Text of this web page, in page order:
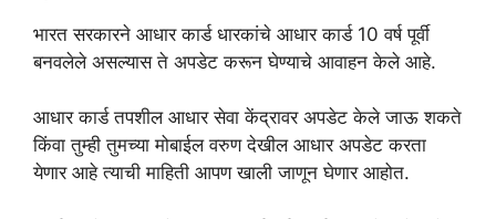
भारत सरकारने आधार कार्ड धारकांचे आधार कार्ड 10 वर्ष पूर्वी
बनवलेले असल्यास ते अपडेट करून घेण्याचे आवाहन केले आहे.
आधार कार्ड तपशील आधार सेवा केंद्रावर अपडेट केले जाऊ शकते
किंवा तुम्ही तुमच्या मोबाईल वरुण देखील आधार अपडेट करता
येणार आहे त्याची माहिती आपण खाली जाणून घेणार आहोत.